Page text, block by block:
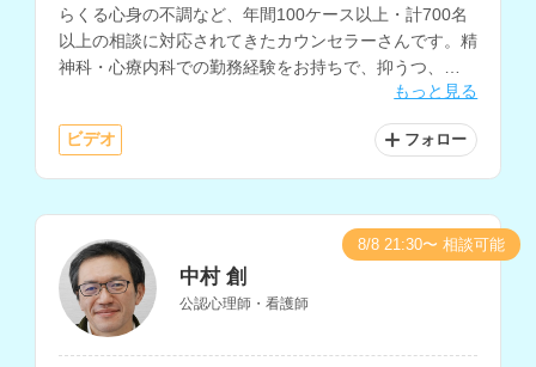
らくる心身の不調など、年間100ケース以上・計700名
以上の相談に対応されてきたカウンセラーさんです。精
神科・心療内科での勤務経験をお持ちで、抑うつ、
PTSDの相談も得意とされているほか、コーチングにも
もっと見る
ビデオ フォロー
中村 創
公認心理師・看護師
8/8 21:30〜 相談可能